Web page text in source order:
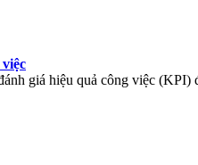
giá hiệu quả công việc